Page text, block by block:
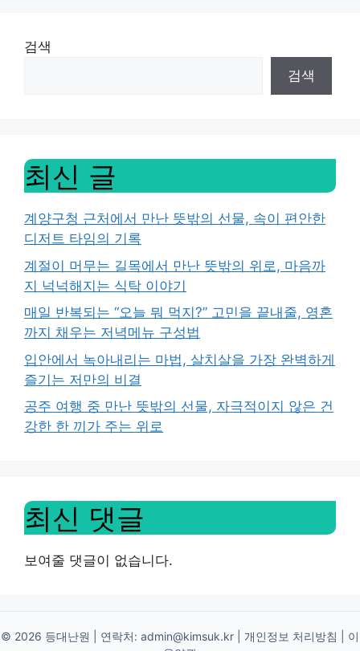
검색
검색
최신 글
계양구청 근처에서 만난 뜻밖의 선물, 속이 편안한
디저트 타임의 기록
계절이 머무는 길목에서 만난 뜻밖의 위로, 마음까
지 넉넉해지는 식탁 이야기
매일 반복되는 “오늘 뭐 먹지?” 고민을 끝내줄, 영혼
까지 채우는 저녁메뉴 구성법
입안에서 녹아내리는 마법, 살치살을 가장 완벽하게
즐기는 저만의 비결
공주 여행 중 만난 뜻밖의 선물, 자극적이지 않은 건
강한 한 끼가 주는 위로
최신 댓글
보여줄 댓글이 없습니다.
© 2026 등대난원 | 연락처: admin@kimsuk.kr 개인정보 처리방침
이